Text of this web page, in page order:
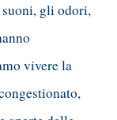
gli odori,
vivere la